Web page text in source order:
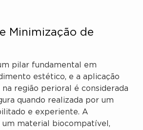
Minimização de
pilar fundamental em
estético, e a aplicação
na região perioral é considerada
quando realizada por um
e experiente. A
um material biocompatível,